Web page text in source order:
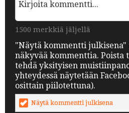
1500 merkkiä jäljellä
"Näytä kommentti
näkyvää kommenttia. Poista
tehdä yksityisen
yhteydessä näytetään
osittain piilotettuna).
Näytä kommentti julkisena